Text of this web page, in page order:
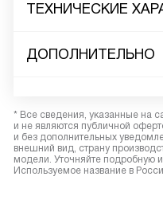
ТЕХНИЧЕСКИЕ
ДОПОЛНИТЕЛЬНО
* Все сведения, указанные на
и не являются публичной
и без дополнительных
внешний вид, страну
модели. Уточняйте подробную
Используемое название в